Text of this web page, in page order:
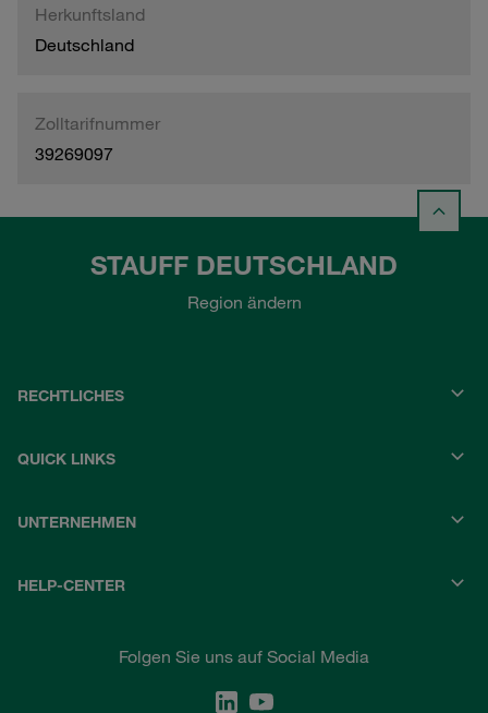
Herkunftsland
Deutschland
Zolltarifnummer
39269097
STAUFF DEUTSCHLAND
Region ändern
RECHTLICHES
QUICK LINKS
UNTERNEHMEN
HELP-CENTER
Folgen Sie uns auf Social Media